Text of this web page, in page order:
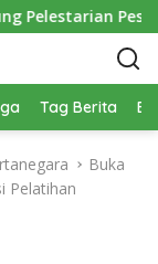
Pesisir
Tag Berita
Buka
Pelatihan